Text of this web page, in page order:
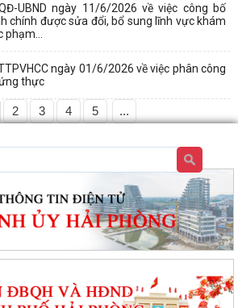
UBND ngày 11/6/2026 về việc công bố
chính được sửa đổi, bổ sung lĩnh vực khám
ngày 01/6/2026 về việc phân công
thực
2 3 4 5 ...